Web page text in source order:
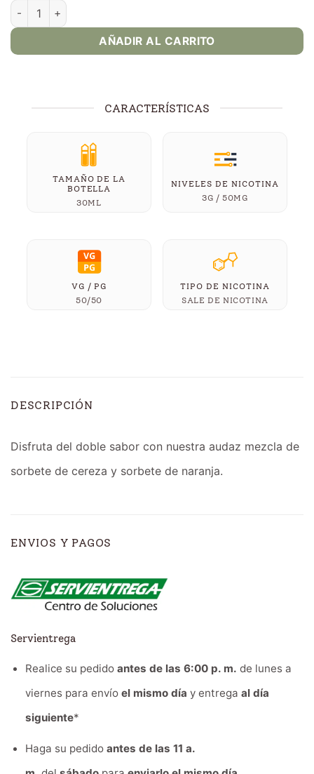
Cherry & Orange - Self Juice cantidad
AÑADIR AL CARRITO
CARACTERÍSTICAS
TAMAÑO DE LA
BOTELLA
30ML
NIVELES DE NICOTINA
3G / 50MG
VG / PG
50/50
TIPO DE NICOTINA
SALE DE NICOTINA
DESCRIPCIÓN
Disfruta del doble sabor con nuestra audaz mezcla de
sorbete de cereza y sorbete de naranja.
ENVIOS Y PAGOS
Servientrega
Realice su pedido antes de las 6:00 p. m. de lunes a
viernes para envío el mismo día y entrega al día
siguiente*
Haga su pedido antes de las 11 a.